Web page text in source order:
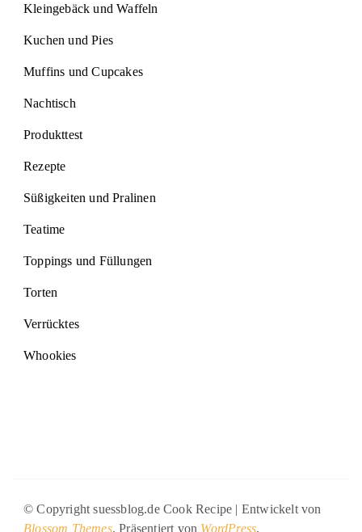
Kleingebäck und Waffeln
Kuchen und Pies
Muffins und Cupcakes
Nachtisch
Produkttest
Rezepte
Süßigkeiten und Pralinen
Teatime
Toppings und Füllungen
Torten
Verrücktes
Whookies
© Copyright suessblog.deCook Recipe | Entwickelt von
Blossom Themes. Präsentiert von WordPress.